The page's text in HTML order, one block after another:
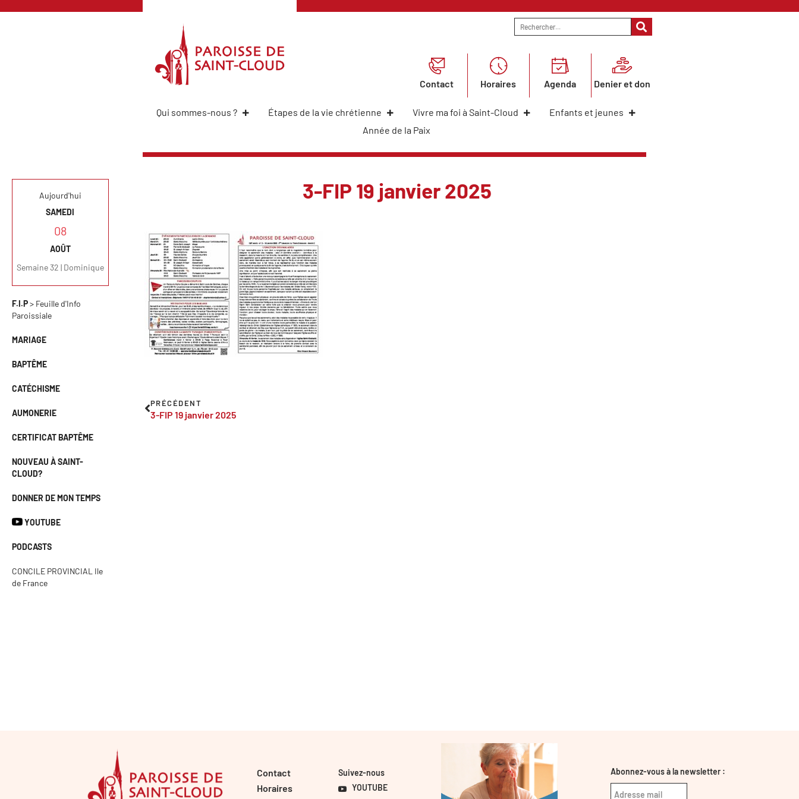
Contact Horaires Agenda Denier et don
Qui sommes-nous ? Étapes de la vie chrétienne Vivre ma foi à Saint-Cloud
Enfants et jeunes
Année de la Paix
Aujourd'hui
SAMEDI
08
AOÛT
Semaine 32 | Dominique
F.I.P> Feuille d'Info
Paroissiale
MARIAGE
BAPTÊME
CATÉCHISME
AUMONERIE
CERTIFICAT BAPTÊME
NOUVEAU À SAINT-
CLOUD?
DONNER DE MON TEMPS
YOUTUBE
PODCASTS
CONCILE PROVINCIAL Ile
de France
3-FIP 19 janvier 2025
PRÉCÉDENT
3-FIP 19 janvier 2025
Contact
Horaires
Suivez-nous
YOUTUBE
Abonnez-vous à la newsletter :